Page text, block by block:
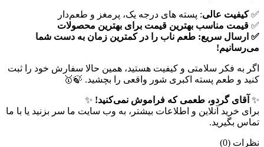
✅کیفیت عالی: پسته های درجه یک، پرمغز و طعم‌دار
✅ قیمت مناسب بهترین قیمت برای بهترین محصولات
✅ ارسال سریع: طعم ناب را در کمترین زمان به دست شما
می‌رسانیم!
اگر به فکر سلامتی و کیفیت هستید، همین حالا سفارش خود را ثبت
کنید و طعم پسته اکبری شور واقعی را بچشید. 🍃🥇
✨ آقای گردو، طعمی که فراموش نمی‌کنید! ✨
برای خرید آنلاین و اطلاعات بیشتر، به وب سایت ما سر بزنید یا با ما
تماس بگیرید.
نظرات (0)